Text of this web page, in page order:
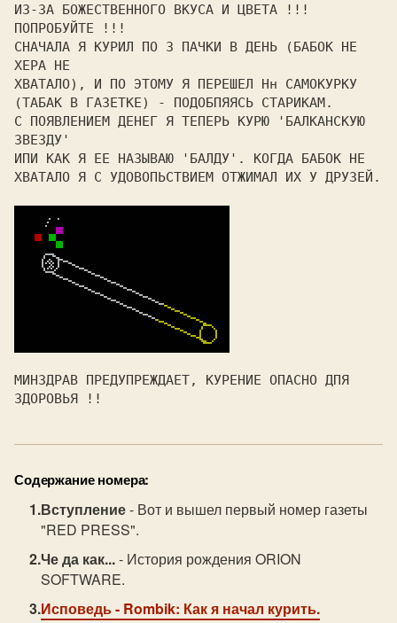
ИЗ-ЗА БОЖЕСТВЕННОГО ВКУСА И ЦВЕТА !!!
ПОПРОБУЙТЕ !!!
СНАЧАЛА Я КУРИЛ ПО 3 ПАЧКИ В ДЕНЬ (БАБОК НЕ
ХЕРА НЕ
ХВАТАЛО), И ПО ЭТОМУ Я ПЕРЕШЕЛ Нн САМОКУРКУ
(ТАБАК В ГАЗЕТКЕ) - ПОДОБПЯЯСЬ СТАРИКАМ.
С ПОЯВЛЕНИЕМ ДЕНЕГ Я ТЕПЕРЬ КУРЮ
'БАЛКАНСКУЮ
ЗВЕЗДУ'
ИПИ КАК Я ЕЕ НАЗЫВАЮ
'БАЛДУ'. КОГДА БАБОК НЕ
ХВАТАЛО Я С УДОВОПЬСТВИЕМ ОТЖИМАЛ ИХ У ДРУЗЕЙ.
МИНЗДРАВ ПРЕДУПРЕЖДАЕТ, КУРЕНИЕ ОПАСНО ДПЯ
ЗДОРОВЬЯ !!
Содержание номера:
Вступление- Вот и вышел первый номер газеты
"RED PRESS".
Че да как...- История рождения ORION
SOFTWARE.
Исповедь- Rombik: Как я начал курить.